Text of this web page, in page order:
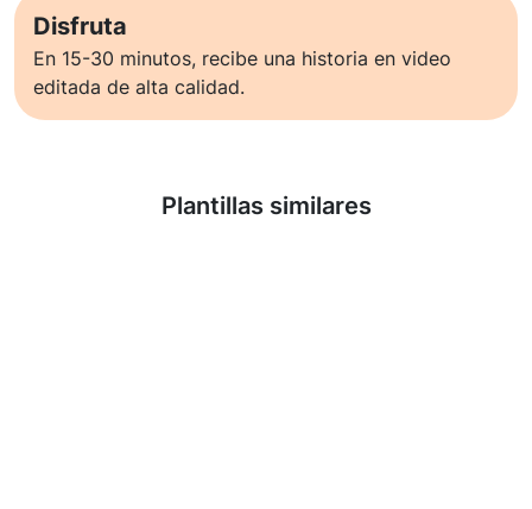
Disfruta
En 15-30 minutos, recibe una historia en video
editada de alta calidad.
Plantillas similares
Saber más